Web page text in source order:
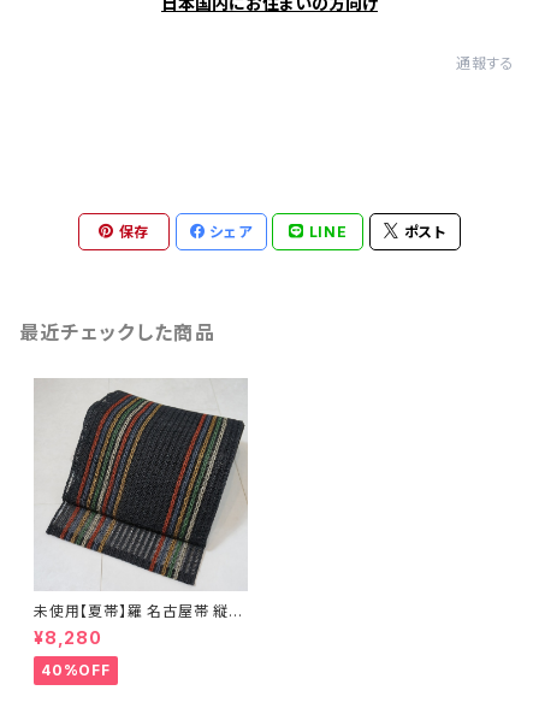
通報する
保存 シェア LINE ポスト
最近チェックした商品
未使用【夏帯】羅 名古屋帯 縦縞
絹 黒 260
¥8,280
40%OFF